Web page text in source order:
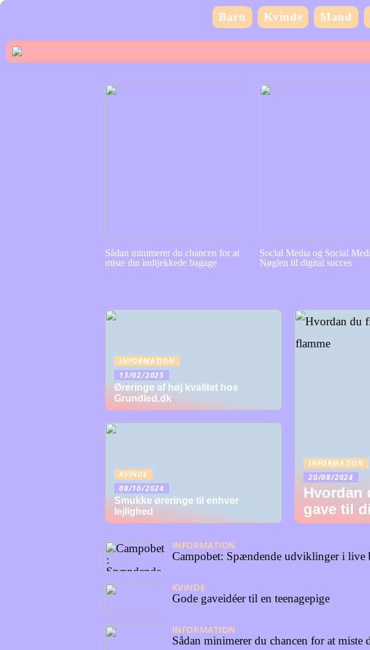
Barn Kvinde Mand
Sådan minimerer du chancen for at
miste din indtjekkede bagage
Social Media og Social
Nøglen til digital succes
INFORMATION
13/02/2025
Øreringe af høj kvalitet hos
Grundled.dk
KVINDE
08/10/2024
Smukke øreringe til enhver
lejlighed
INFORMATION
20/08/2024
Hvordan
gave til
INFORMATION
Campobet: Spændende udviklinger i live
KVINDE
Gode gaveidéer til en teenagepige
INFORMATION
Sådan minimerer du chancen for at miste